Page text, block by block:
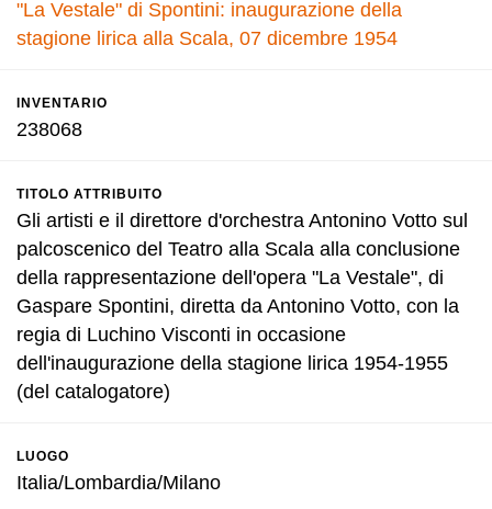
"La Vestale" di Spontini: inaugurazione della
stagione lirica alla Scala, 07 dicembre 1954
INVENTARIO
238068
TITOLO ATTRIBUITO
Gli artisti e il direttore d'orchestra Antonino Votto sul
palcoscenico del Teatro alla Scala alla conclusione
della rappresentazione dell'opera "La Vestale", di
Gaspare Spontini, diretta da Antonino Votto, con la
regia di Luchino Visconti in occasione
dell'inaugurazione della stagione lirica 1954-1955
(del catalogatore)
LUOGO
Italia/Lombardia/Milano